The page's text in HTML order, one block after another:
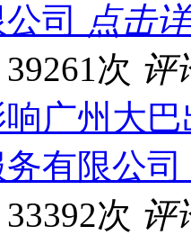
司 点击
次 评
广州大
有限公司
次 评